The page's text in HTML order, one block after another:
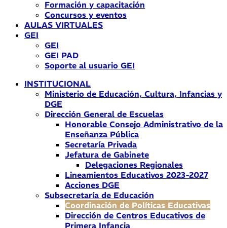
Formación y capacitación
Concursos y eventos
AULAS VIRTUALES
GEI
GEI
GEI PAD
Soporte al usuario GEI
INSTITUCIONAL
Ministerio de Educación, Cultura, Infancias y
DGE
Dirección General de Escuelas
Honorable Consejo Administrativo de la
Enseñanza Pública
Secretaría Privada
Jefatura de Gabinete
Delegaciones Regionales
Lineamientos Educativos 2023-2027
Acciones DGE
Subsecretaría de Educación
Coordinación de Políticas Educativas
Dirección de Centros Educativos de
Primera Infancia